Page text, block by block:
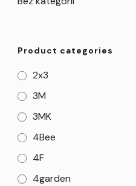
Product categories
2x3
3M
3MK
4Bee
4F
4garden